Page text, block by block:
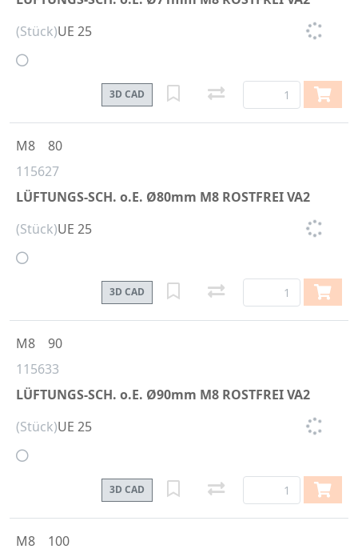
(Stück)UE 25
3D CAD
115627
LÜFTUNGS-SCH. o.E. Ø80mm M8 ROSTFREI VA2
M8 80
(Stück)UE 25
3D CAD
115633
LÜFTUNGS-SCH. o.E. Ø90mm M8 ROSTFREI VA2
M8 90
(Stück)UE 25
3D CAD
M8 100